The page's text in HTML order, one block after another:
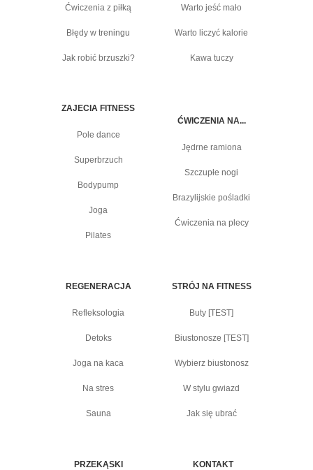
Ćwiczenia z piłką
Błędy w treningu
Jak robić brzuszki?
Warto jeść mało
Warto liczyć kalorie
Kawa tuczy
ZAJECIA FITNESS
Pole dance
Superbrzuch
Bodypump
Joga
Pilates
ĆWICZENIA NA...
Jędrne ramiona
Szczupłe nogi
Brazylijskie pośladki
Ćwiczenia na plecy
REGENERACJA
Refleksologia
Detoks
Joga na kaca
Na stres
Sauna
STRÓJ NA FITNESS
Buty [TEST]
Biustonosze [TEST]
Wybierz biustonosz
W stylu gwiazd
Jak się ubrać
PRZEKĄSKI KONTAKT